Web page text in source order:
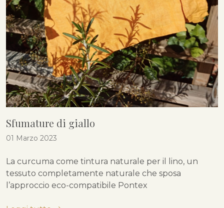
Sfumature di giallo
01 Marzo 2023
La curcuma come tintura naturale per il lino, un
tessuto completamente naturale che sposa
l’approccio eco-compatibile Pontex